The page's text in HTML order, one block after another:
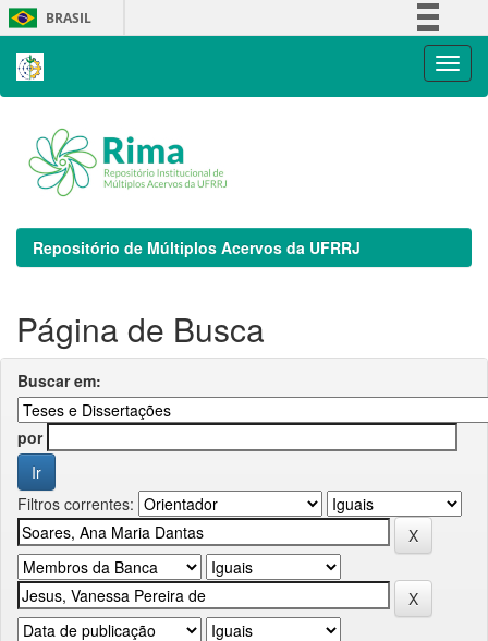
Skip
navigation
BRASIL
Repositório de Múltiplos Acervos da UFRRJ
Página de Busca
Buscar em:
por
Filtros correntes: